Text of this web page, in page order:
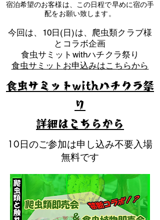
​宿泊希望のお客様は、この日程で早めに宿の手
配をお願い致します。
​今回は、10日(日)は、爬虫類クラブ様
とコラボ企画
​食虫サミットwithハチクラ祭り
食虫サミットお申込みはこちらから
10日のご参加は申し込み不要入場
無料です
食虫サミットwithハチクラ祭
り
​詳細はこちらから